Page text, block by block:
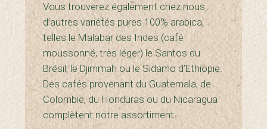
Vous trouverez également chez nous
d’autres variétés pures 100% arabica,
telles le Malabar des Indes (café
moussonné, très léger) le Santos du
Brésil, le Djimmah ou le Sidamo d’Ethiopie.
Des cafés provenant du Guatemala, de
Colombie, du Honduras ou du Nicaragua
complètent notre assortiment.